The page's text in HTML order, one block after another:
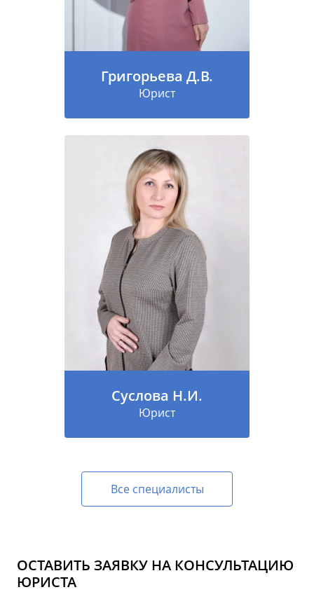
Григорьева Д.В.
Юрист
Суслова Н.И.
Юрист
Все специалисты
ОСТАВИТЬ ЗАЯВКУ НА КОНСУЛЬТАЦИЮ
ЮРИСТА